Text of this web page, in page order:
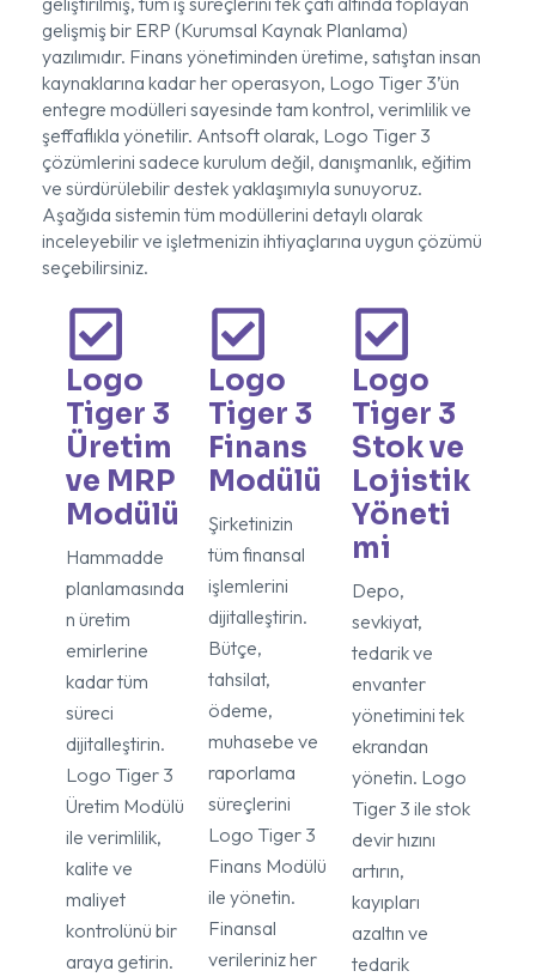
gelişmiş bir ERP (Kurumsal Kaynak Planlama)
yazılımıdır. Finans yönetiminden üretime, satıştan insan
kaynaklarına kadar her operasyon, Logo Tiger 3’ün
entegre modülleri sayesinde tam kontrol, verimlilik ve
şeffaflıkla yönetilir. Antsoft olarak, Logo Tiger 3
çözümlerini sadece kurulum değil, danışmanlık, eğitim
ve sürdürülebilir destek yaklaşımıyla sunuyoruz.
Aşağıda sistemin tüm modüllerini detaylı olarak
inceleyebilir ve işletmenizin ihtiyaçlarına uygun çözümü
seçebilirsiniz.
Logo
Tiger 3
Üretim
ve MRP
Modülü
Hammadde
planlamasında
n üretim
emirlerine
kadar tüm
süreci
dijitalleştirin.
Logo Tiger 3
Üretim Modülü
ile verimlilik,
kalite ve
maliyet
kontrolünü bir
araya getirin.
Logo
Tiger 3
Finans
Modülü
Şirketinizin
tüm finansal
işlemlerini
dijitalleştirin.
Bütçe,
tahsilat,
ödeme,
muhasebe ve
raporlama
süreçlerini
Logo Tiger 3
Finans Modülü
ile yönetin.
Finansal
verileriniz her
Logo
Tiger 3
Stok ve
Lojistik
Yöneti
mi
Depo,
sevkiyat,
tedarik ve
envanter
yönetimini tek
ekrandan
yönetin. Logo
Tiger 3 ile stok
devir hızını
artırın,
kayıpları
azaltın ve
tedarik